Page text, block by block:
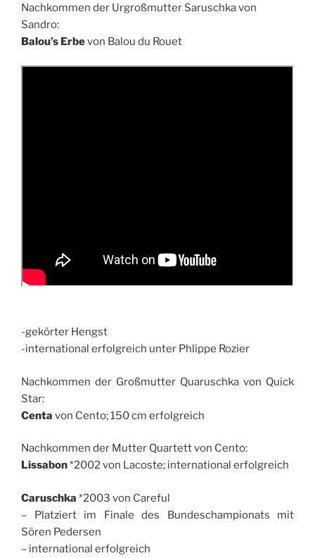
Nachkommen der Urgroßmutter Saruschka von
Sandro:
Balou’s Erbevon Balou du Rouet
-gekörter Hengst
-international erfolgreich unter Phlippe Rozier
Nachkommen der Großmutter Quaruschka von Quick
Star:
Centa von Cento; 150 cm erfolgreich
Nachkommen der Mutter Quartett von Cento:
Lissabon*2002 von Lacoste; international erfolgreich
Caruschka *2003 von Careful
– Platziert im Finale des Bundeschampionats mit
Sören Pedersen
– international erfolgreich